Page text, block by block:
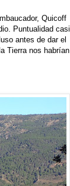
Quicoff
Puntualidad casi
antes de dar el
Tierra nos habrían